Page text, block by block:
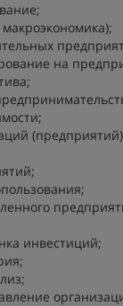
на
инвестиций;